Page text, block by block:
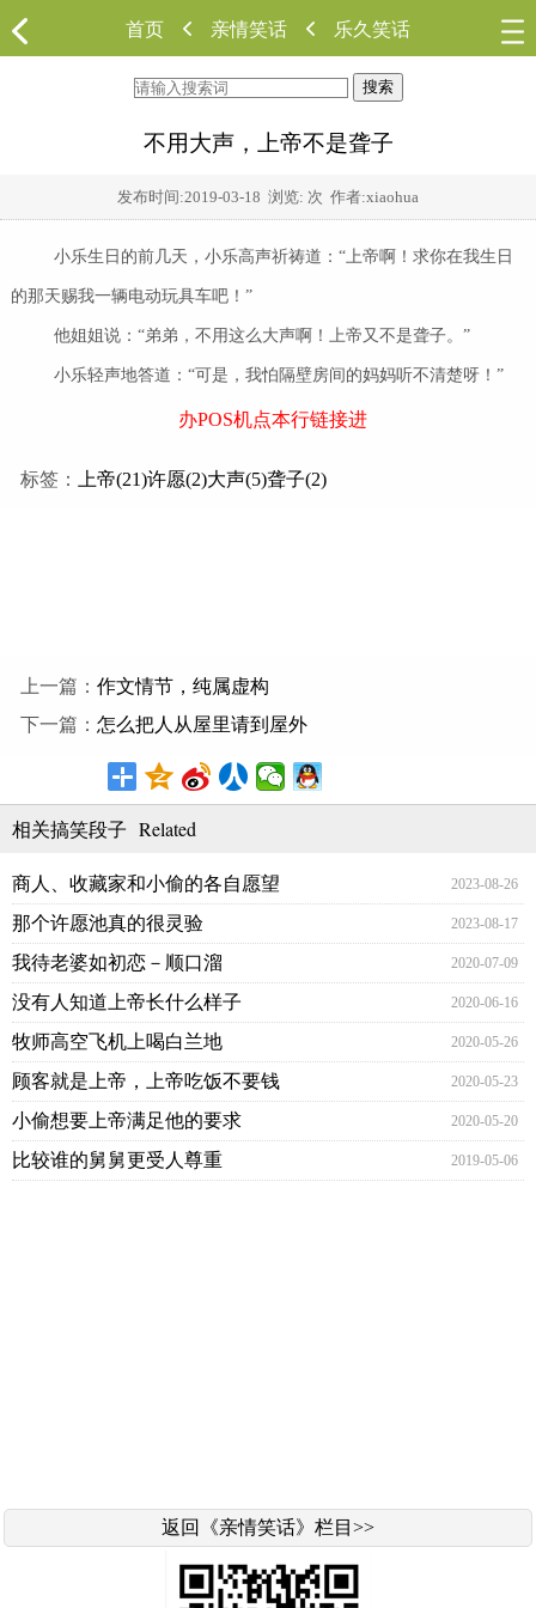
首页 亲情笑话 乐久笑话
搜索
不用大声，上帝不是聋子
发布时间:2019-03-18 浏览: 次 作者:xiaohua
小乐生日的前几天，小乐高声祈祷道：“上帝啊！求你在我生日
的那天赐我一辆电动玩具车吧！”
他姐姐说：“弟弟，不用这么大声啊！上帝又不是聋子。”
小乐轻声地答道：“可是，我怕隔壁房间的妈妈听不清楚呀！”
办POS机点本行链接进
标签： 上帝(21)许愿(2)大声(5)聋子(2)
上一篇： 作文情节，纯属虚构
下一篇： 怎么把人从屋里请到屋外
相关搞笑段子 Related
商人、收藏家和小偷的各自愿望 2023-08-26
那个许愿池真的很灵验 2023-08-17
我待老婆如初恋－顺口溜 2020-07-09
没有人知道上帝长什么样子 2020-06-16
牧师高空飞机上喝白兰地 2020-05-26
顾客就是上帝，上帝吃饭不要钱 2020-05-23
小偷想要上帝满足他的要求 2020-05-20
比较谁的舅舅更受人尊重 2019-05-06
返回《亲情笑话》栏目>>